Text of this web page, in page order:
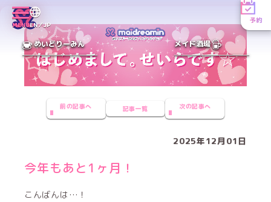
MENUEN／JP
予約
めいどりーみん メイド酒場
前の記事へ 記事一覧 次の記事へ
2025年12月01日
今年もあと1ヶ月！
こんばんは…！